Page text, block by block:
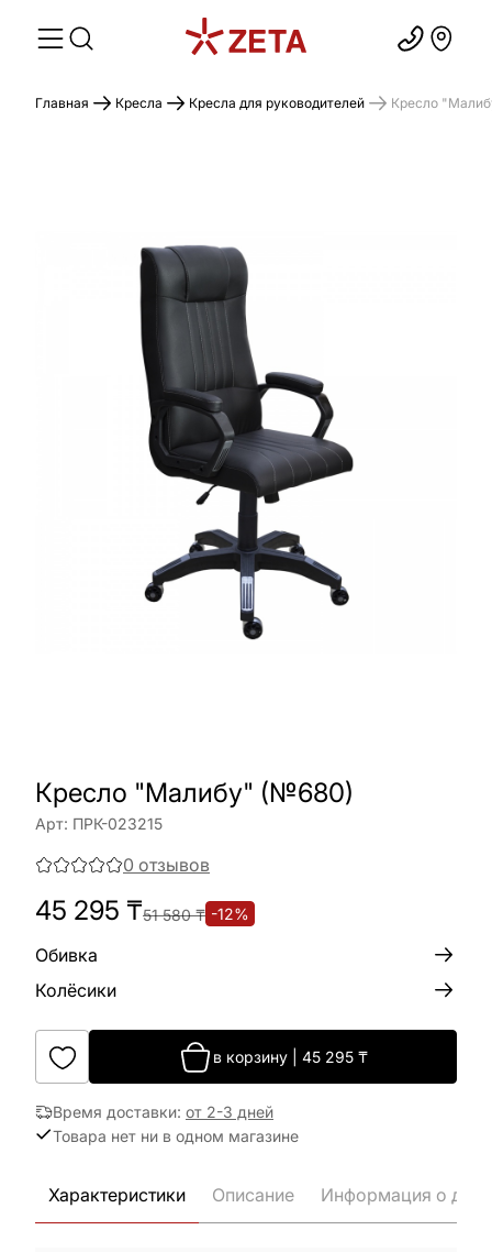
Главная Кресла Кресла для руководителей Кресло
Кресло "Малибу" (№680)
Арт: ПРК-023215
0 отзывов
45 295 ₸51 580₸ -12%
Обивка
Колёсики
в корзину 45 295 ₸
Время доставки: от 2-3 дней
Товара нет ни в одном магазине
Характеристики Описание Информация о